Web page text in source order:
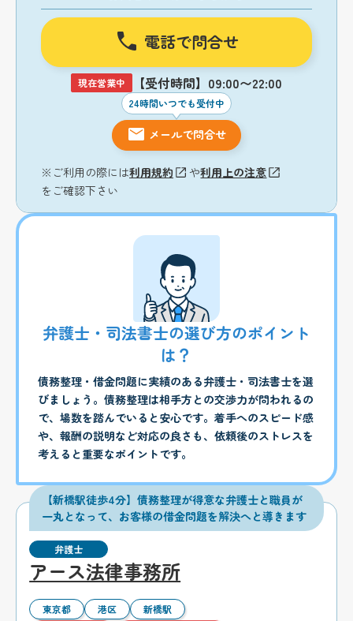
電話で問合せ
現在営業中 【受付時間】09:00〜22:00
24時間いつでも受付中
メールで問合せ
※ご利用の際には利用規約 や利用上の注意
をご確認下さい
弁護士・司法書士の選び方のポイント
は？
債務整理・借金問題に実績のある弁護士・司法書士を選
びましょう。債務整理は相手方との交渉力が問われるの
で、場数を踏んでいると安心です。着手へのスピード感
や、報酬の説明など対応の良さも、依頼後のストレスを
考えると重要なポイントです。
【新橋駅徒歩4分】債務整理が得意な弁護士と職員が
一丸となって、お客様の借金問題を解決へと導きます
弁護士
アース法律事務所
東京都 港区 新橋駅